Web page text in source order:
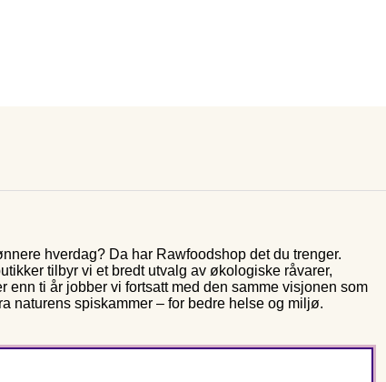
hverdag? Da har Rawfoodshop det du trenger.
tilbyr vi et bredt utvalg av økologiske råvarer,
enn ti år jobber vi fortsatt med den samme visjonen som
naturens spiskammer – for bedre helse og miljø.